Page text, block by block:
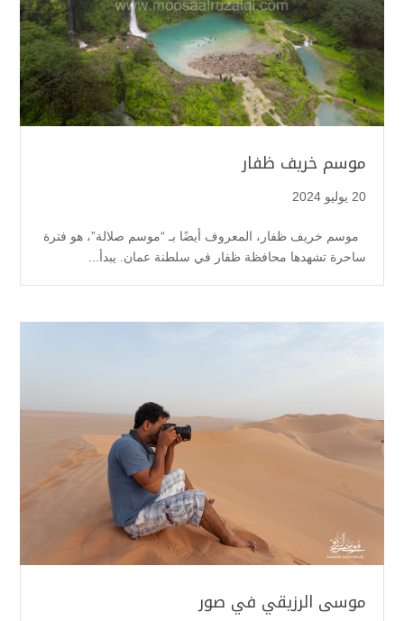
موسم خريف ظفار
20 يوليو 2024
موسم خريف ظفار، المعروف أيضًا بـ “موسم صلالة”، هو فترة
ساحرة تشهدها محافظة ظفار في سلطنة عمان. يبدأ...
موسى الرزيقي في صور